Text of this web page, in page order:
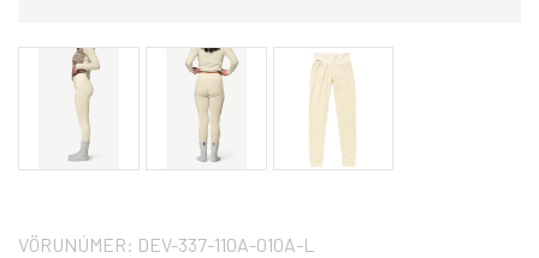
VÖRUNÚMER: DEV-337-110A-010A-L